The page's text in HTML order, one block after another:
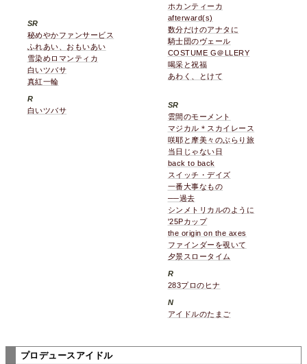
SR
秘めやかファンサービス
ふれあい、おもいあい
雪染めロマンティカ
白いツバサ
真紅一輪
R
白いツバサ
ホカンティーカ
afterward(s)
数分だけのアナタに
騎士団のヴェール
COSTUME G＠LLERY
喝采と祝福
あわく、とけて
SR
雲間のモーメント
マジカル＊スカイレース
咲耶と摩美々のぶらり旅
当日じゃない日
back to back
スイッチ・デイズ
一番大事なもの
──過去
シンメトリカルのように
'25Pカップ
the origin on the axes
ファインダーを覗いて
夕景スロータイム
R
283プロのヒナ
N
アイドルのたまご
プロデュースアイドル